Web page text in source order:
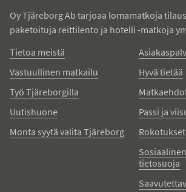
Oy Tjäreborg Ab tarjoaa lomamatkoja
paketoituja reittilento ja hotelli -matkoja
Tietoa meistä
Vastuullinen matkailu
Työ Tjäreborgilla
Uutishuone
Monta syytä valita Tjäreborg
Hyvä tietää
Passi ja
Rokotukset
tietosuoja